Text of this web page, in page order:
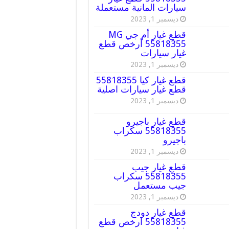
سيارات المانية مستعملة
ديسمبر 1, 2023
قطع غيار أم جي MG
55818355 أرخص قطع
غيار سيارات
ديسمبر 1, 2023
قطع غيار كيا 55818355
قطع غيار سيارات اصلية
ديسمبر 1, 2023
قطع غيار باجيرو
55818355 سكراب
باجيرو
ديسمبر 1, 2023
قطع غيار جيب
55818355 سكراب
جيب مستعمل
ديسمبر 1, 2023
قطع غيار دودج
55818355 ارخص قطع